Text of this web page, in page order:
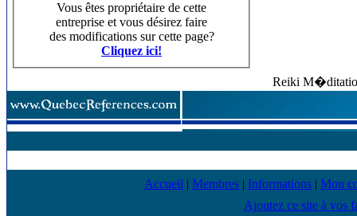
Vous êtes propriétaire de cette
entreprise et vous désirez faire
des modifications sur cette page?
Cliquez ici!
Reiki
Accueil | Membres | Informations | Mon
Ajoutez ce site à vos